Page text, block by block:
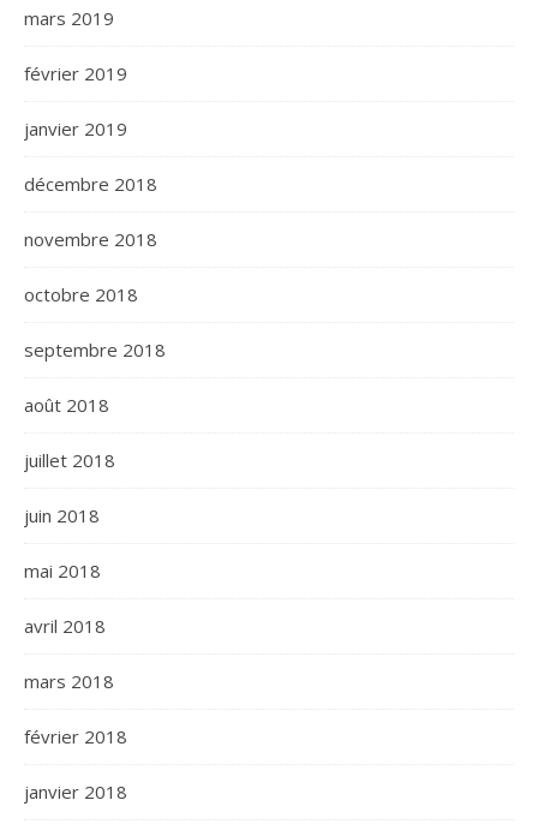
mars 2019
février 2019
janvier 2019
décembre 2018
novembre 2018
octobre 2018
septembre 2018
août 2018
juillet 2018
juin 2018
mai 2018
avril 2018
mars 2018
février 2018
janvier 2018